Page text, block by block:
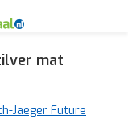
mat
Jaeger Future